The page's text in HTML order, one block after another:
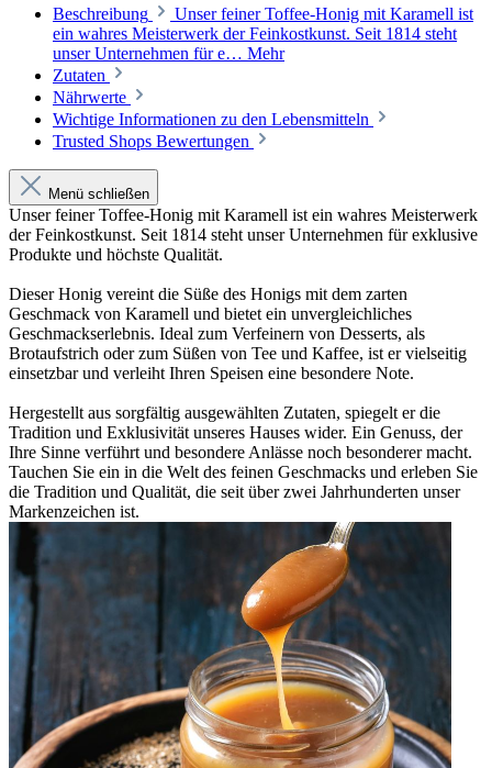
Beschreibung
Unser feiner Toffee-Honig mit Karamell ist
ein wahres Meisterwerk der Feinkostkunst. Seit 1814 steht
unser Unternehmen für e… Mehr
Zutaten
Nährwerte
Wichtige Informationen zu den Lebensmitteln
Trusted Shops Bewertungen
Menü schließen
Unser feiner Toffee-Honig mit Karamell ist ein wahres Meisterwerk
der Feinkostkunst. Seit 1814 steht unser Unternehmen für exklusive
Produkte und höchste Qualität.
Dieser Honig vereint die Süße des Honigs mit dem zarten
Geschmack von Karamell und bietet ein unvergleichliches
Geschmackserlebnis. Ideal zum Verfeinern von Desserts, als
Brotaufstrich oder zum Süßen von Tee und Kaffee, ist er vielseitig
einsetzbar und verleiht Ihren Speisen eine besondere Note.
Hergestellt aus sorgfältig ausgewählten Zutaten, spiegelt er die
Tradition und Exklusivität unseres Hauses wider. Ein Genuss, der
Ihre Sinne verführt und besondere Anlässe noch besonderer macht.
Tauchen Sie ein in die Welt des feinen Geschmacks und erleben Sie
die Tradition und Qualität, die seit über zwei Jahrhunderten unser
Markenzeichen ist.